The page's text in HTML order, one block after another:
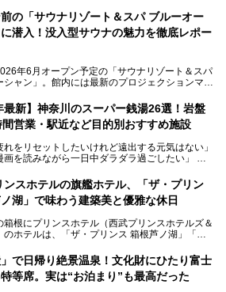
や水風呂の気持ちよさはもちろん、リラックスス
ごしやすさまで徹底チェック。新横浜エリアで日
リセットしたい人、ライブやスポーツ観戦遠征組
。
の「サウナリゾート＆スパ ブルーオー
潜入！没入型サウナの魅力を徹底レポー
年6月オープン予定の「サウナリゾート＆スパ
シャン」。館内には最新のプロジェクションマッ
感（イマーシブ）”を体験できます。
んな大注目の施設に一足先にお邪魔し、その全貌
ていただきました！
中に咲き誇る桜、魚たちが泳ぐ水風呂、そしてバ
を思わせる休憩スペース…。驚きの連続だった館
レポートします！
最新】神奈川のスーパー銭湯26選！岩盤
営業・駅近など目的別おすすめ施設
れをリセットしたいけれど遠出する元気はない」
画を読みながら一日中ダラダラ過ごしたい」
やされたい」という願いを叶えてくれるのが、神
は、サウナや岩盤浴、一日中遊べるエンタメ施設
常”を味わえるスーパー銭湯が数多く揃っていま
人も多いはず。
は、神奈川県内の人気施設26選を「安さ」「岩
ンスホテルの旗艦ホテル、「ザ・プリン
湖」で味わう建築美と優雅な休日
箱根にプリンスホテル（西武プリンスホテルズ＆
のホテルは、「ザ・プリンス 箱根芦ノ湖」「芦
原プリンスホテル」と4軒あり、今回ご紹介する
ンス 箱根芦ノ湖」は、その中でもフラッグシッ
に位置づけられる特別なホテルです。
」で日帰り絶景温泉！文化財にひたり富士
等席。実は“お泊まり”も最高だった